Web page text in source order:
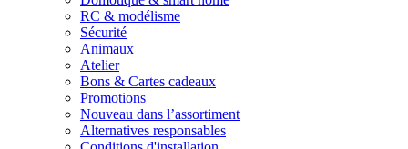
RC & modélisme
Sécurité
Animaux
Atelier
Bons & Cartes cadeaux
Promotions
Nouveau dans l’assortiment
Alternatives responsables